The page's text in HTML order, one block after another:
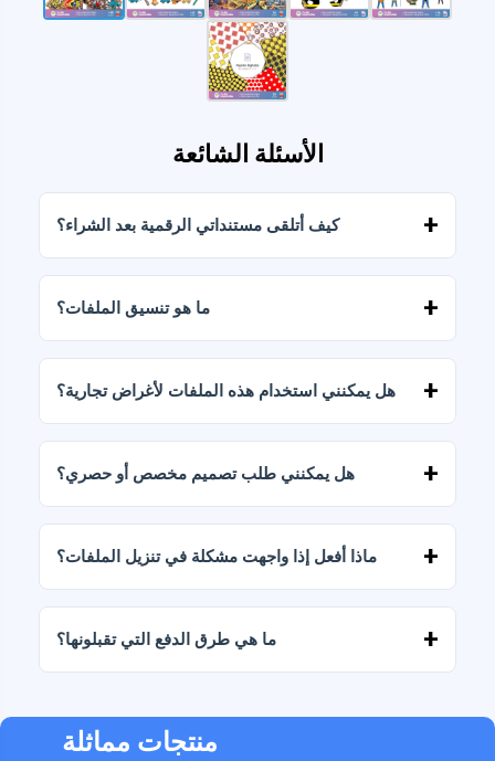
الأسئلة الشائعة
كيف أتلقى مستنداتي الرقمية بعد الشراء؟
ما هو تنسيق الملفات؟
الباقات أيضًا ملفات AI أو PDF.
هل يمكنني استخدام هذه الملفات لأغراض تجارية؟
هل يمكنني طلب تصميم مخصص أو حصري؟
ماذا أفعل إذا واجهت مشكلة في تنزيل الملفات؟
ما هي طرق الدفع التي تقبلونها؟
منتجات مماثلة